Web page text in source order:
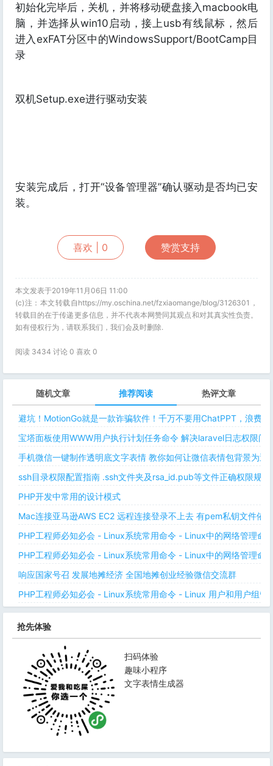
初始化完毕后，关机，并将移动硬盘接入macbook电
脑，并选择从win10启动，接上usb有线鼠标，然后
进入exFAT分区中的WindowsSupport/BootCamp目
录
双机Setup.exe进行驱动安装
安装完成后，打开“设备管理器”确认驱动是否均已安
装。
喜欢 | 0 赞赏支持
本文发表于2019年11月06日 11:00
(c)注：本文转载自https://my.oschina.net/fzxiaomange/blog/3126301，
转载目的在于传递更多信息，并不代表本网赞同其观点和对其真实性负责。
如有侵权行为，请联系我们，我们会及时删除.
阅读 3434 讨论 0 喜欢 0
随机文章 推荐阅读 热评文章
避坑！MotionGo就是一款诈骗软件！千万不要用ChatPPT，浪费时
宝塔面板使用WWW用户执行计划任务命令 解决laravel日志权限问
手机微信一键制作透明底文字表情 教你如何让微信表情包背景为
ssh目录权限配置指南 .ssh文件夹及rsa_id.pub等文件正确权限规则
PHP开发中常用的设计模式
Mac连接亚马逊AWS EC2 远程连接登录不上去 有pem私钥文件依
PHP工程师必知必会 - Linux系统常用命令 - Linux中的网络管理命
PHP工程师必知必会 - Linux系统常用命令 - Linux中的网络管理命
响应国家号召 发展地摊经济 全国地摊创业经验微信交流群
PHP工程师必知必会 - Linux系统常用命令 - Linux 用户和用户组管
抢先体验
扫码体验
趣味小程序
文字表情生成器